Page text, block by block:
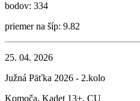
bodov: 334
priemer na šíp: 9.82
25. 04. 2026
Južná Päťka 2026 - 2.kolo
Komoča, Kadet 13+, CU